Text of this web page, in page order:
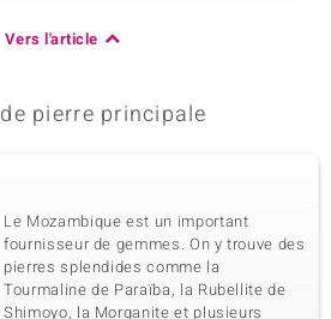
Vers l'article
pierre principale
Le Mozambique est un important
fournisseur de gemmes. On y trouve des
pierres splendides comme la
Tourmaline de Paraïba, la Rubellite de
Shimoyo, la Morganite et plusieurs